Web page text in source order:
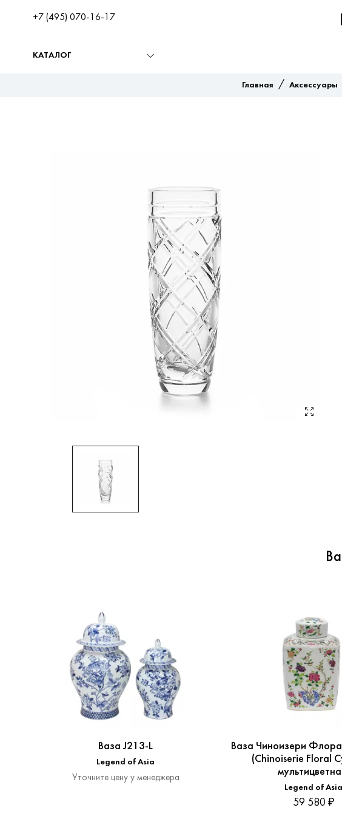
+7 (495) 070-16-17
КАТАЛОГ
Главная / Аксессуары
Ваза J213-L
Legend of Asia
Уточните цену у менеджера
Ваза Чиноизери
(Chinoiserie Floral
Legend of Asia
59 580 ₽